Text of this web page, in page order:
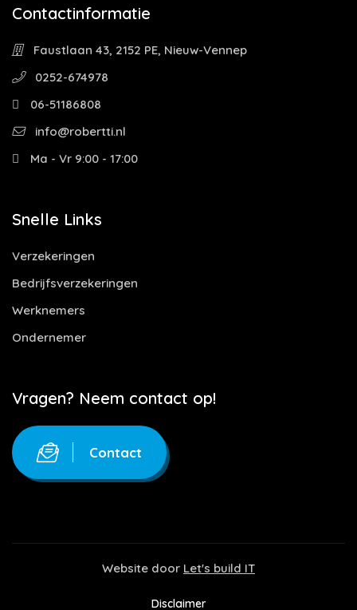
Contactinformatie
Faustlaan 43, 2152 PE, Nieuw-Vennep
0252-674978
06-51186808
info@robertti.nl
Ma - Vr 9:00 - 17:00
Snelle Links
Verzekeringen
Bedrijfsverzekeringen
Werknemers
Ondernemer
Vragen? Neem contact op!
Contact
Website door Let's build IT
Disclaimer